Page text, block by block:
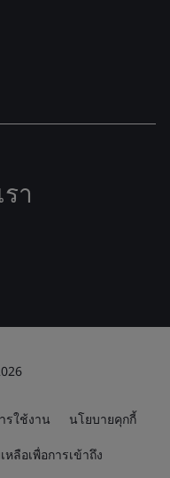
า
รใช้งาน นโยบายคุกกี้
หลือเพื่อการเข้าถึง